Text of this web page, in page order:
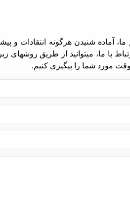
هرگونه انتقادات و پیشنهادات
از طریق روشهای زیر اقدام
را پیگیری کنیم.